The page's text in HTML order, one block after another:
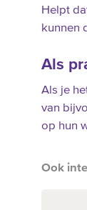
Helpt
kunnen
Als
Als je
van
op hun
Ook